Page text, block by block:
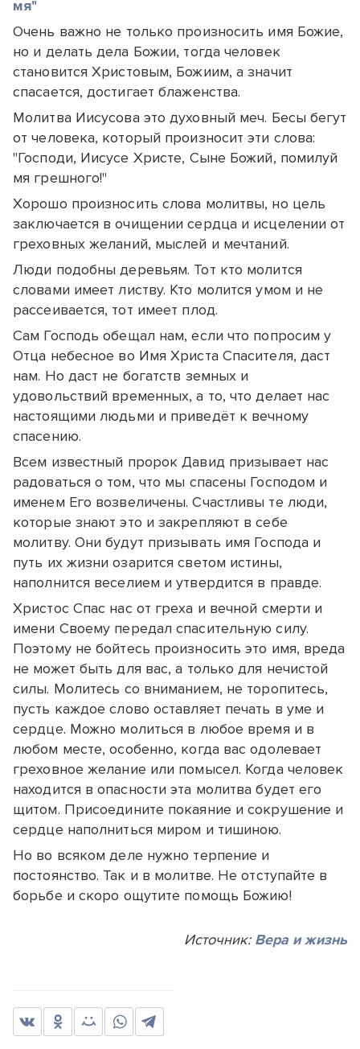
мя"
Очень важно не только произносить имя Божие,
но и делать дела Божии, тогда человек
становится Христовым, Божиим, а значит
спасается, достигает блаженства.
Молитва Иисусова это духовный меч. Бесы бегут
от человека, который произносит эти слова:
"Господи, Иисусе Христе, Сыне Божий, помилуй
мя грешного!"
Хорошо произносить слова молитвы, но цель
заключается в очищении сердца и исцелении от
греховных желаний, мыслей и мечтаний.
Люди подобны деревьям. Тот кто молится
словами имеет листву. Кто молится умом и не
рассеивается, тот имеет плод.
Сам Господь обещал нам, если что попросим у
Отца небесное во Имя Христа Спасителя, даст
нам. Но даст не богатств земных и
удовольствий временных, а то, что делает нас
настоящими людьми и приведёт к вечному
спасению.
Всем известный пророк Давид призывает нас
радоваться о том, что мы спасены Господом и
именем Его возвеличены. Счастливы те люди,
которые знают это и закрепляют в себе
молитву. Они будут призывать имя Господа и
путь их жизни озарится светом истины,
наполнится веселием и утвердится в правде.
Христос Спас нас от греха и вечной смерти и
имени Своему передал спасительную силу.
Поэтому не бойтесь произносить это имя, вреда
не может быть для вас, а только для нечистой
силы. Молитесь со вниманием, не торопитесь,
пусть каждое слово оставляет печать в уме и
сердце. Можно молиться в любое время и в
любом месте, особенно, когда вас одолевает
греховное желание или помысел. Когда человек
находится в опасности эта молитва будет его
щитом. Присоедините покаяние и сокрушение и
сердце наполниться миром и тишиною.
Но во всяком деле нужно терпение и
постоянство. Так и в молитве. Не отступайте в
борьбе и скоро ощутите помощь Божию!
Источник: Вера и жизнь